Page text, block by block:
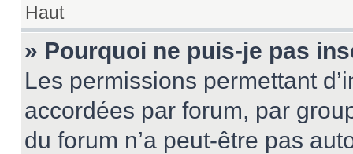
Haut
» Pourquoi ne puis-je pas
Les permissions permettant
accordées par forum, par
du forum n’a peut-être pas